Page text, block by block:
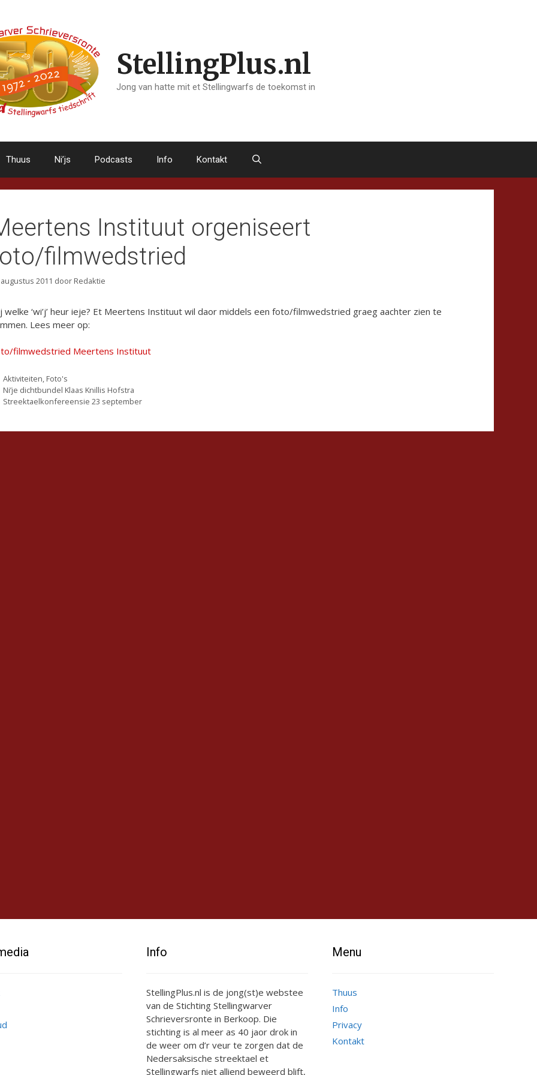
StellingPlus.nl
Jong van hatte mit et Stellingwarfs de toekomst in
Thuus Ni’js Podcasts Info Kontakt
Instituut orgeniseert
filmwedstried
2011 door Redaktie
welke ‘wi’j’ heur ieje? Et Meertens Instituut wil daor middels een foto/filmwedstried graeg aachter zien te
Lees meer op:
filmwedstried Meertens Instituut
Categorieën
Aktiviteiten Foto's
Ni’je dichtbundel Klaas Knillis Hofstra
Streektaelkonfereensie 23 september
Info
StellingPlus.nl is de jong(st)e webstee
van de Stichting Stellingwarver
Schrieversronte in Berkoop. Die
stichting is al meer as 40 jaor drok in
de weer om d’r veur te zorgen dat de
Nedersaksische streektael et
Stellingwarfs niet alliend beweerd blift,
Menu
Thuus
Info
Privacy
Kontakt